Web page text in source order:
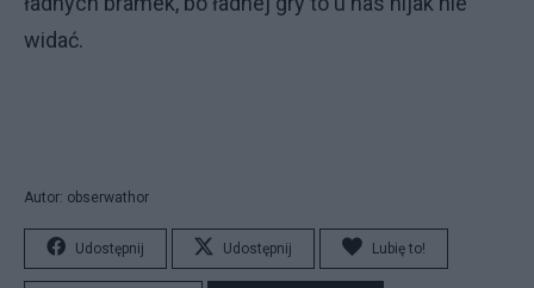
widać.
Autor: obserwathor
Udostępnij Udostępnij Lubię to!